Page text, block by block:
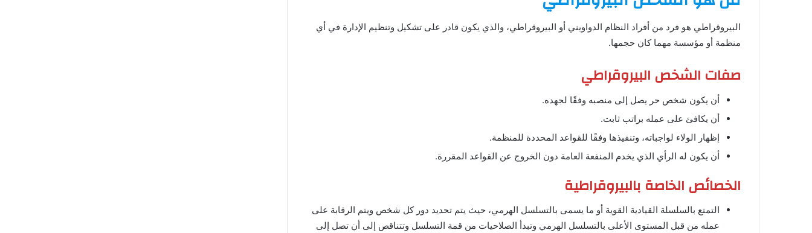
البيروقراطي هو فرد من أفراد النظام الدواويني أو البيروقراطي، والذي يكون قادر على تشكيل وتنظيم الإدارة في أي
منظمة أو مؤسسة مهما كان حجمها.
صفات الشخص البيروقراطي
أن يكون شخص حر يصل إلى منصبه وفقًا لجهده.
أن يكافئ على عمله براتب ثابت.
إظهار الولاء لواجباته، وتنفيذها وفقًا للقواعد المحددة للمنظمة.
أن يكون له الرأي الذي يخدم المنفعة العامة دون الخروج عن القواعد المقررة.
الخصائص الخاصة بالبيروقراطية
التمتع بالسلسلة القيادية القوية أو ما يسمى بالتسلسل الهرمي، حيث يتم تحديد دور كل شخص ويتم الرقابة على
عمله من قبل المستوى الأعلى بالتسلسل الهرمي وتبدأ الصلاحيات من قمة التسلسل وتتناقص إلى أن تصل إلى